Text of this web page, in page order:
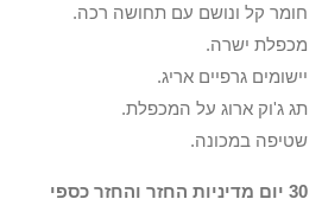
חומר קל ונושם עם תחושה רכה.
מכפלת ישרה.
יישומים גרפיים אריג.
תג ג'וק ארוג על המכפלת.
שטיפה במכונה.
30 יום מדיניות החזר והחזר כספי